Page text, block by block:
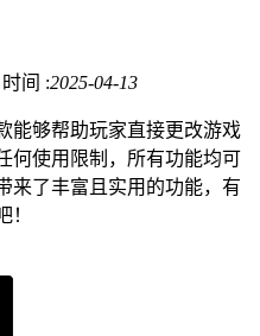
时间 :2025-04-13
能够帮助玩家直接更改游戏
何使用限制，所有功能均可
来了丰富且实用的功能，有
！